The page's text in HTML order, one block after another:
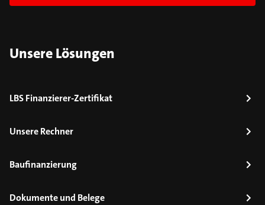
Unsere Lösungen
LBS Finanzierer-Zertifikat
Unsere Rechner
Baufinanzierung
Dokumente und Belege